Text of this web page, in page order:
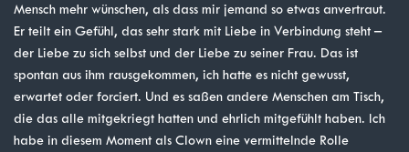
Mensch mehr wünschen, als dass mir jemand so etwas anvertraut.
Er teilt ein Gefühl, das sehr stark mit Liebe in Verbindung steht –
der Liebe zu sich selbst und der Liebe zu seiner Frau. Das ist
spontan aus ihm rausgekommen, ich hatte es nicht gewusst,
erwartet oder forciert. Und es saßen andere Menschen am Tisch,
die das alle mitgekriegt hatten und ehrlich mitgefühlt haben. Ich
habe in diesem Moment als Clown eine vermittelnde Rolle